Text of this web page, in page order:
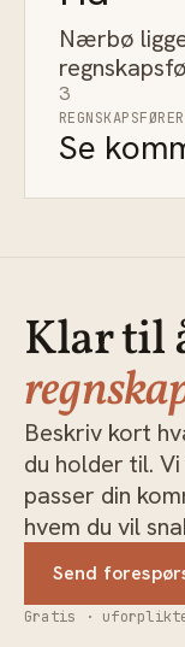
Nærbø
3
Se
Klar til
Beskriv kort
du holder til.
passer din
hvem du vil
Send
Gratis ·